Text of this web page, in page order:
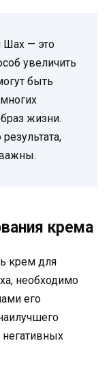
Шах — это
увеличить
быть
жизни.
крема
крем для
необходимо
его